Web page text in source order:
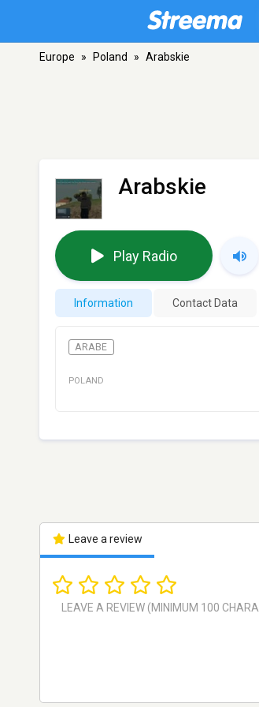
Europe » Poland » Arabskie
Arabskie
Play Radio
Information Contact Data
ARABE
POLAND
Leave a review